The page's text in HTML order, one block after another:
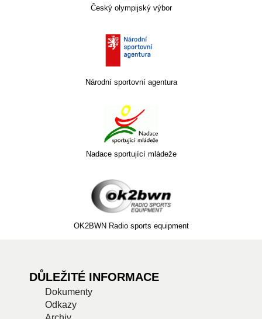
Český olympijský výbor
Národní sportovní agentura
Nadace sportující mládeže
OK2BWN Radio sports equipment
DŮLEŽITÉ INFORMACE
Dokumenty
Odkazy